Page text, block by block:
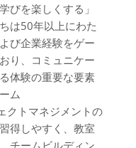
びを楽しくする」
は50年以上にわた
び企業経験をゲー
り、コミュニケー
体験の重要な要素
ム
クトマネジメントの
得しやすく、教室